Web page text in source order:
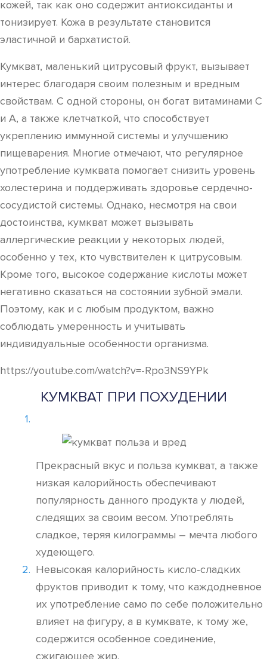
кожей, так как оно содержит антиоксиданты и
тонизирует. Кожа в результате становится
эластичной и бархатистой.
Кумкват, маленький цитрусовый фрукт, вызывает
интерес благодаря своим полезным и вредным
свойствам. С одной стороны, он богат витаминами C
и A, а также клетчаткой, что способствует
укреплению иммунной системы и улучшению
пищеварения. Многие отмечают, что регулярное
употребление кумквата помогает снизить уровень
холестерина и поддерживать здоровье сердечно-
сосудистой системы. Однако, несмотря на свои
достоинства, кумкват может вызывать
аллергические реакции у некоторых людей,
особенно у тех, кто чувствителен к цитрусовым.
Кроме того, высокое содержание кислоты может
негативно сказаться на состоянии зубной эмали.
Поэтому, как и с любым продуктом, важно
соблюдать умеренность и учитывать
индивидуальные особенности организма.
https://youtube.com/watch?v=-Rpo3NS9YPk
КУМКВАТ ПРИ ПОХУДЕНИИ
Прекрасный вкус и польза кумкват, а также
низкая калорийность обеспечивают
популярность данного продукта у людей,
следящих за своим весом. Употреблять
сладкое, теряя килограммы – мечта любого
худеющего.
Невысокая калорийность кисло-сладких
фруктов приводит к тому, что каждодневное
их употребление само по себе положительно
влияет на фигуру, а в кумквате, к тому же,
содержится особенное соединение,
сжигающее жир.